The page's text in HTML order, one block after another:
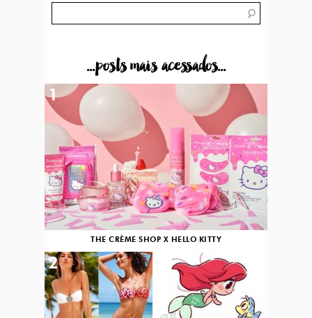
...posts mais acessados...
THE CRÈME SHOP X HELLO KITTY
1
2 3